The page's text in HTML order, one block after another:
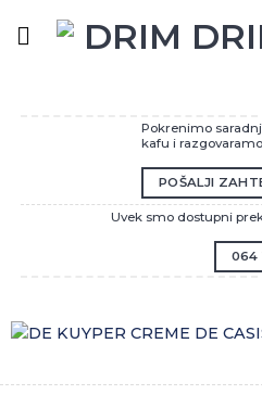
Pokrenimo
kafu i
POŠALJI
Uvek smo dostupni
064